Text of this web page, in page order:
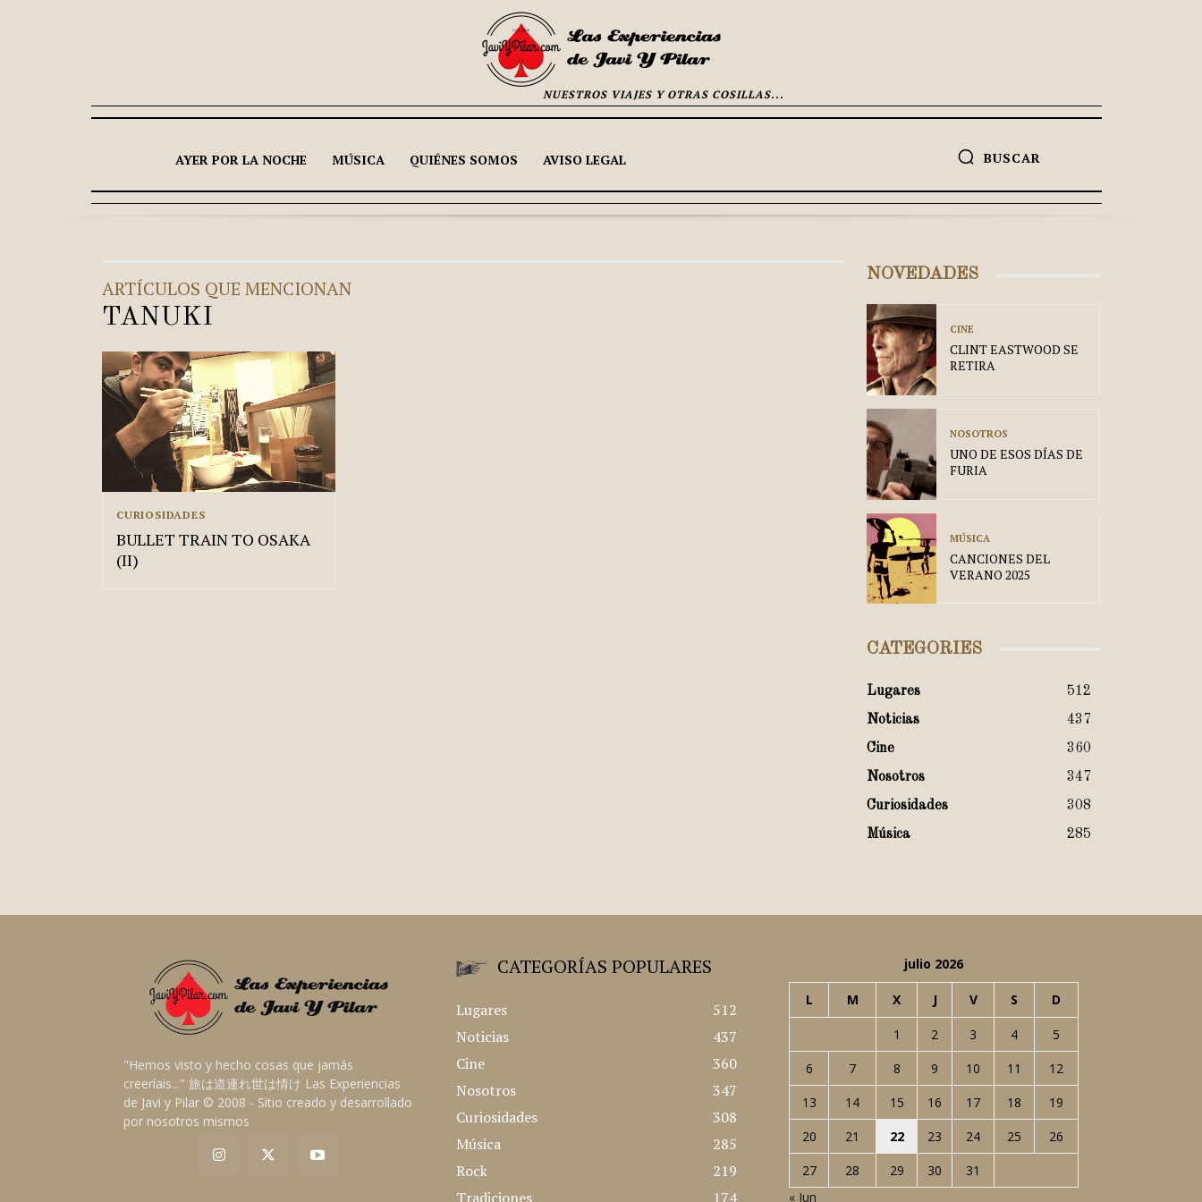
NUESTROS VIAJES Y OTRAS COSILLAS...
AYER POR LA NOCHE MÚSICA QUIÉNES SOMOS AVISO LEGAL BUSCAR
ARTÍCULOS QUE MENCIONAN
TANUKI
CURIOSIDADES
BULLET TRAIN TO OSAKA
(II)
NOVEDADES
CINE
CLINT EASTWOOD SE
RETIRA
NOSOTROS
UNO DE ESOS DÍAS DE
FURIA
MÚSICA
CANCIONES DEL
VERANO 2025
CATEGORIES
Lugares
512
Noticias
437
Cine
360
Nosotros
347
Curiosidades
308
Música
285
"Hemos visto y hecho cosas que jamás
creeríais..." 旅は道連れ世は情け Las Experiencias
de Javi y Pilar © 2008 - Sitio creado y desarrollado
por nosotros mismos
CATEGORÍAS POPULARES
Lugares
512
Noticias
437
Cine
360
Nosotros
347
Curiosidades
308
Música
285
Rock
219
Tradiciones
174
julio 2026
L M X J V S D
1 2 3 4
5
6
7 8 9 10 11
12
13
14 15 16 17 18
19
20
21 22 23 24 25
26
27
28 29 30
31
« Jun